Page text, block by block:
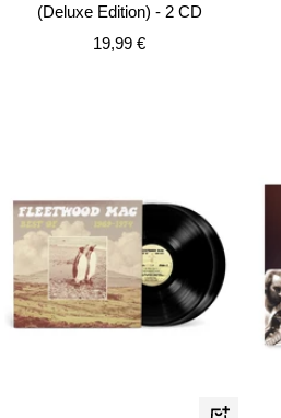
(Deluxe Edition) - 2 CD
Angebotspreis
19,99 €